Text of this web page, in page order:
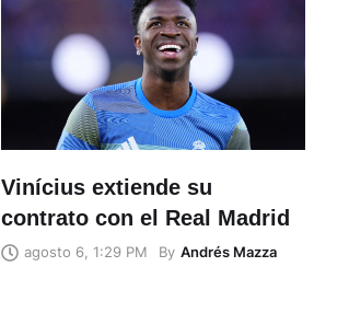
Vinícius extiende su
contrato con el Real Madrid
agosto 6, 1:29 PM By Andrés Mazza